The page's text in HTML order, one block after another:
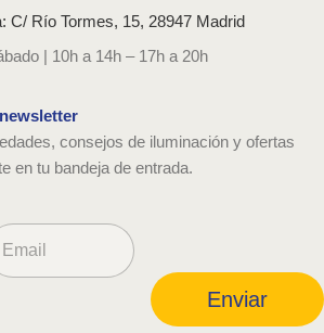
C/ Río Tormes, 15, 28947 Madrid
| 10h a 14h – 17h a 20h
consejos de iluminación y ofertas
en tu bandeja de entrada.
Enviar